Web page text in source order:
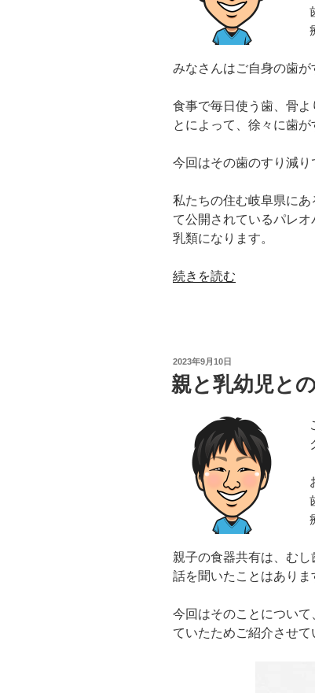
り
除
の
みなさんはご自身の歯
食事で毎日使う歯、骨
とによって、徐々に歯が
今回はその歯のすり減り
私たちの住む岐阜県に
て公開されているパレ
乳類になります。
“化
ラ
ア」
減
り
年
齢
続きを読む
投
稿
日:
2023年9月10日
親と乳幼児と
親子の食器共有は、む
話を聞いたことはありま
今回はそのことについ
ていたためご紹介させて